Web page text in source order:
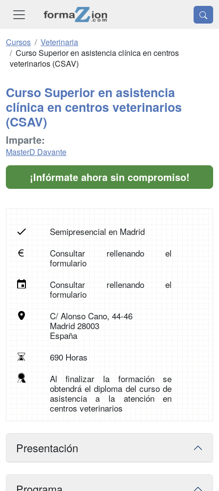
Cursos
Veterinaria
Curso Superior en asistencia clínica en centros
veterinarios (CSAV)
Curso Superior en asistencia
clínica en centros veterinarios
(CSAV)
Imparte:
MasterD Davante
¡Infórmate ahora sin compromiso!
Semipresencial en Madrid
Consultar rellenando el
formulario
Consultar rellenando el
formulario
C/ Alonso Cano, 44-46
Madrid 28003
España
690 Horas
Al finalizar la formación se
obtendrá el diploma del curso de
asistencia a la atención en
centros veterinarios
Presentación